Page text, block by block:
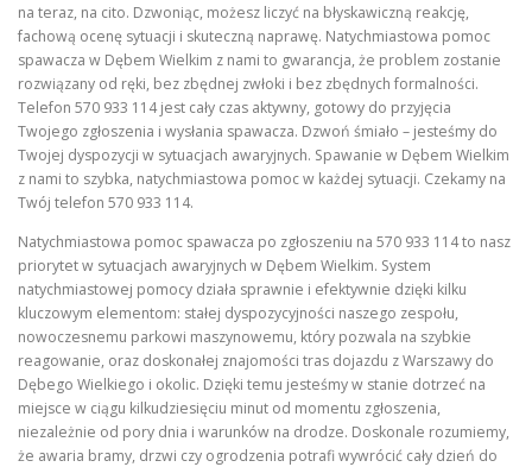
na teraz, na cito. Dzwoniąc, możesz liczyć na błyskawiczną reakcję,
fachową ocenę sytuacji i skuteczną naprawę. Natychmiastowa pomoc
spawacza w Dębem Wielkim z nami to gwarancja, że problem zostanie
rozwiązany od ręki, bez zbędnej zwłoki i bez zbędnych formalności.
Telefon 570 933 114 jest cały czas aktywny, gotowy do przyjęcia
Twojego zgłoszenia i wysłania spawacza. Dzwoń śmiało – jesteśmy do
Twojej dyspozycji w sytuacjach awaryjnych. Spawanie w Dębem Wielkim
z nami to szybka, natychmiastowa pomoc w każdej sytuacji. Czekamy na
Twój telefon 570 933 114.
Natychmiastowa pomoc spawacza po zgłoszeniu na 570 933 114 to nasz
priorytet w sytuacjach awaryjnych w Dębem Wielkim. System
natychmiastowej pomocy działa sprawnie i efektywnie dzięki kilku
kluczowym elementom: stałej dyspozycyjności naszego zespołu,
nowoczesnemu parkowi maszynowemu, który pozwala na szybkie
reagowanie, oraz doskonałej znajomości tras dojazdu z Warszawy do
Dębego Wielkiego i okolic. Dzięki temu jesteśmy w stanie dotrzeć na
miejsce w ciągu kilkudziesięciu minut od momentu zgłoszenia,
niezależnie od pory dnia i warunków na drodze. Doskonale rozumiemy,
że awaria bramy, drzwi czy ogrodzenia potrafi wywrócić cały dzień do